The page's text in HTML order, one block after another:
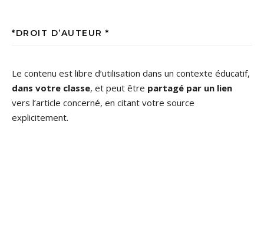
*DROIT D’AUTEUR *
Le contenu est libre d’utilisation dans un contexte éducatif,
dans votre classe, et peut être partagé par un lien
vers l’article concerné, en citant votre source
explicitement.